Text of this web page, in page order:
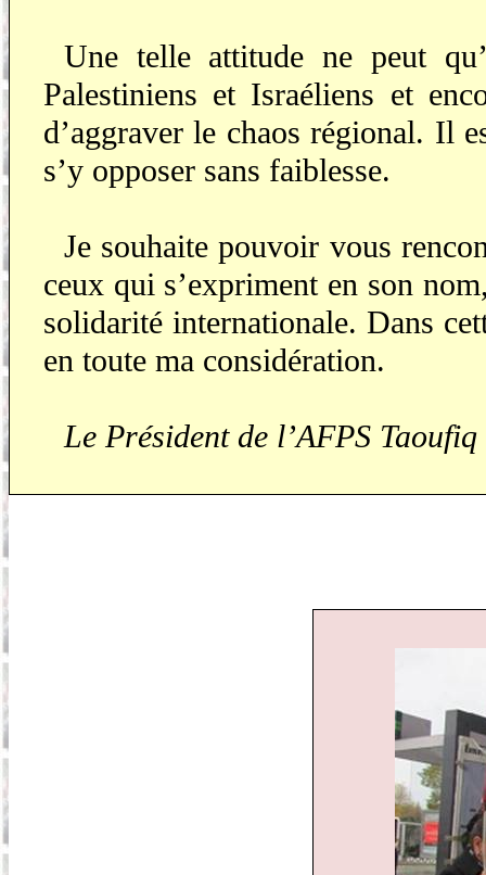
Une telle attitude ne peut
Palestiniens et Israéliens et
d’aggraver le chaos régional. Il
s’y opposer sans faiblesse.
Je souhaite pouvoir vous
ceux qui s’expriment en son
solidarité internationale. Dans
en toute ma considération.
Le Président de l’AFPS